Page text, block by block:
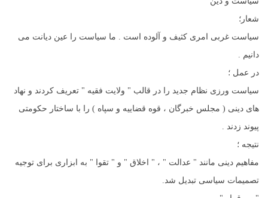
شعار؛
سیاست غربی امری کثیف و آلوده است . ما سیاست را عین دیانت می
دانیم .
در عمل ؛
سیاست ورزی نظام جدید را در قالب " ولایت فقیه " تعریف کردند و نهاد
های دینی ( مجلس خبرگان ، قوه قضاییه و سپاه ) را با ساختار حکومتی
پیوند زدند .
نتیجه ؛
مفاهیم دینی مانند " عدالت " ، " اخلاق " و " تقوا " به ابزاری برای توجیه
تصمیمات سیاسی تبدیل شد.